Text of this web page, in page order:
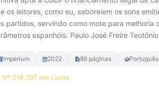
os leitores, como eu, saboreiem os sons
partidos, servindo como mote para
espanhóis. Paulo José Freire
Imperium 2022 86 páginas Português
Nº 216.797 em Livros